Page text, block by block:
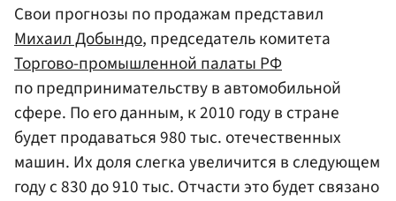
Свои прогнозы по продажам представил
Михаил Добындо, председатель комитета
Торгово-промышленной палаты РФ
по предпринимательству в автомобильной
сфере. По его данным, к 2010 году в стране
будет продаваться 980 тыс. отечественных
машин. Их доля слегка увеличится в следующем
году с 830 до 910 тыс. Отчасти это будет связано